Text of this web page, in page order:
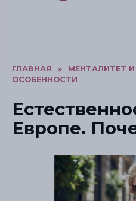
ГЛАВНАЯ »
МЕНТАЛИТЕТ
ОСОБЕННОСТИ
Европе.